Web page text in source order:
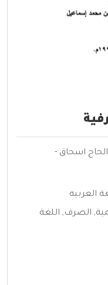
اسحاق -
العربيه
, الصرف, اللغة